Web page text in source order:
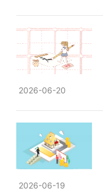
2026-06-20
2026-06-19